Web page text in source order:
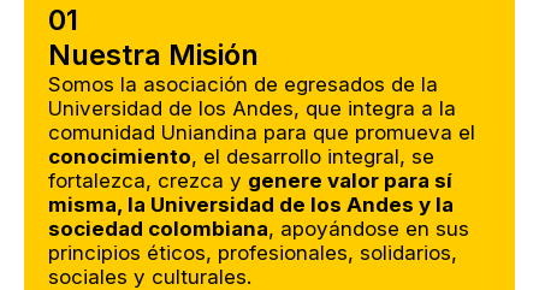
01
Nuestra Misión
Somos la asociación de egresados de la
Universidad de los Andes, que integra a la
comunidad Uniandina para que promueva el
conocimiento, el desarrollo integral, se
fortalezca, crezca y genere valor para sí
misma, la Universidad de los Andes y la
sociedad colombiana, apoyándose en sus
principios éticos, profesionales, solidarios,
sociales y culturales.